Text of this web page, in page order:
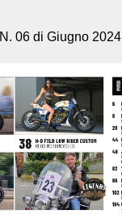
N. 06 di Giugno 2024